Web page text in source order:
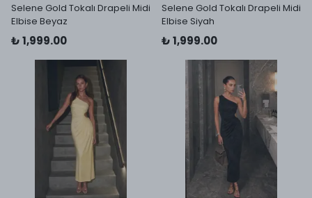
Selene Gold Tokalı Drapeli Midi
Elbise Beyaz
₺ 1,999.00
Selene Gold Tokalı Drapeli Midi
Elbise Siyah
₺ 1,999.00